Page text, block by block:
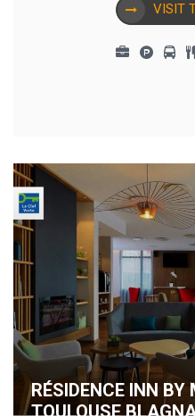
VISIT
RÉSIDENCE INN BY
TOULOUSE